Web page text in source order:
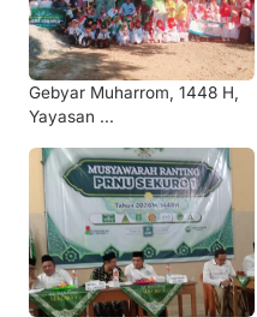
Gebyar Muharrom, 1448 H,
Yayasan ...